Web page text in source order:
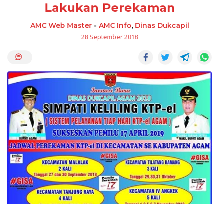
Lakukan Perekaman
AMC Web Master- AMC Info, Dinas Dukcapil
28 September 2018